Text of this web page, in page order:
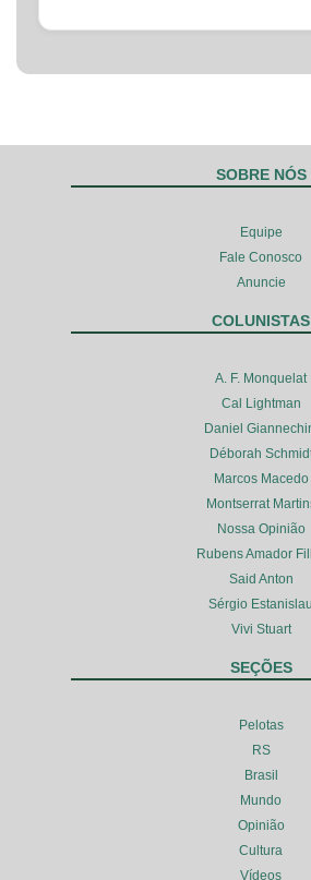
SOBRE NÓS
Equipe
Fale Conosco
Anuncie
COLUNISTAS
A. F. Monquelat
Cal Lightman
Daniel
Déborah
Marcos Macedo
Montserrat
Nossa Opinião
Rubens Amador
Said Anton
Sérgio Estanislau
Vivi Stuart
SEÇÕES
Pelotas
RS
Brasil
Mundo
Opinião
Cultura
Vídeos